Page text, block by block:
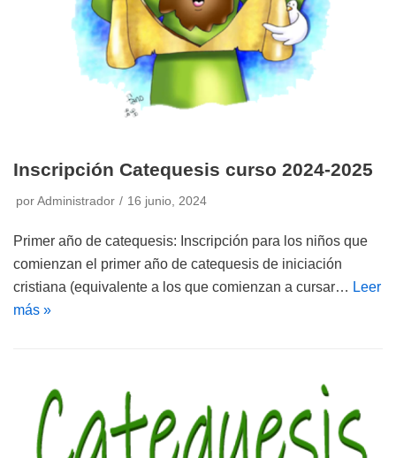
Inscripción Catequesis curso 2024-2025
por Administrador 16 junio, 2024
Primer año de catequesis: Inscripción para los niños que
comienzan el primer año de catequesis de iniciación
cristiana (equivalente a los que comienzan a cursar… Leer
más »